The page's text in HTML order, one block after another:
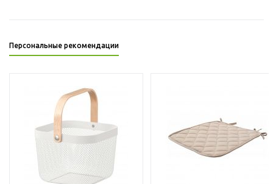
Персональные рекомендации